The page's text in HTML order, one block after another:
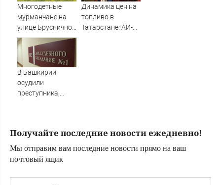
Многодетные
мурманчане на
улице Брусничной
ждут
электричества 11
Динамика цен на
топливо в
Татарстане: АИ-92
В Башкирии
осудили
преступника,
Получайте последние новости ежедневно!
Мы отправим вам последние новости прямо на ваш
почтовый ящик